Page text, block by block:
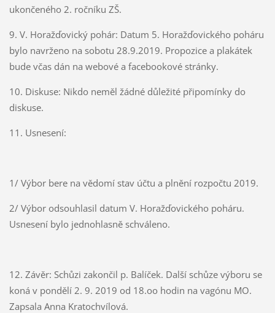
ukončeného 2. ročníku ZŠ.
9. V. Horažďovický pohár: Datum 5. Horažďovického poháru
bylo navrženo na sobotu 28.9.2019. Propozice a plakátek
bude včas dán na webové a facebookové stránky.
10. Diskuse: Nikdo neměl žádné důležité připomínky do
diskuse.
11. Usnesení:
1/ Výbor bere na vědomí stav účtu a plnění rozpočtu 2019.
2/ Výbor odsouhlasil datum V. Horažďovického poháru.
Usnesení bylo jednohlasně schváleno.
12. Závěr: Schůzi zakončil p. Balíček. Další schůze výboru se
koná v pondělí 2. 9. 2019 od 18.oo hodin na vagónu MO.
Zapsala Anna Kratochvílová.